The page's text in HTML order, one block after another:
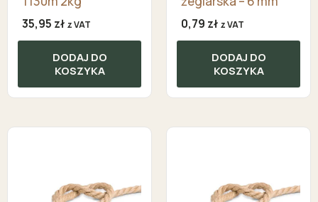
35,95 zł z VAT
DODAJ DO
KOSZYKA
0,79 zł z VAT
DODAJ DO
KOSZYKA